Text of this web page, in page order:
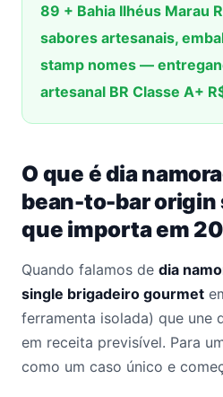
89 + Bahia Ilhéus Marau
sabores artesanais,
stamp nomes —
artesanal BR Classe A+
O que é dia
bean-to-bar origin
que importa em
Quando falamos de dia
single brigadeiro gourmet
ferramenta isolada) que une
em receita previsível. Para
como um caso único e